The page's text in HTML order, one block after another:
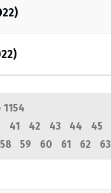
1154
41 42 43 44 45
58 59 60 61 62 63